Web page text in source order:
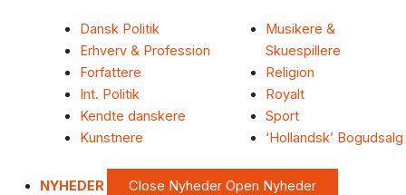
Dansk Politik
Erhverv & Profession
Forfattere
Int. Politik
Kendte danskere
Kunstnere
Musikere &
Skuespillere
Religion
Royalt
Sport
‘Hollandsk’ Bogudsalg
NYHEDER Close Nyheder Open Nyheder